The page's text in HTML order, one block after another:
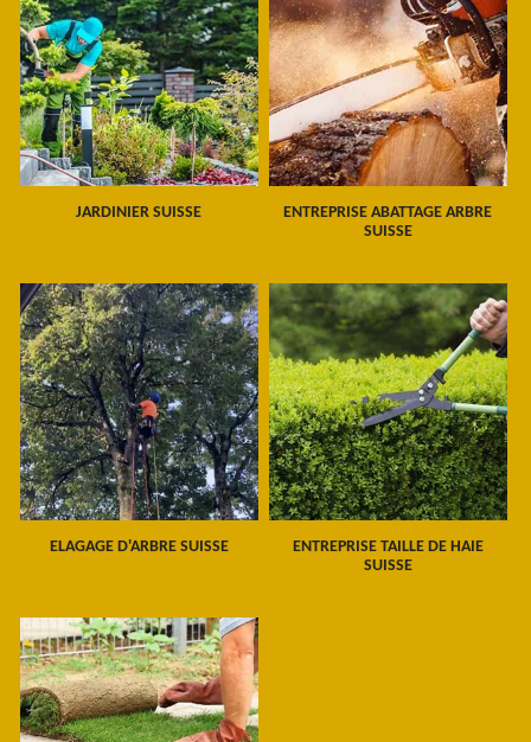
JARDINIER SUISSE
ENTREPRISE ABATTAGE ARBRE
SUISSE
ELAGAGE D'ARBRE SUISSE
ENTREPRISE TAILLE DE HAIE
SUISSE